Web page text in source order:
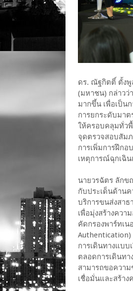
ดร. ณัฐกิตติ์ ตั้งพู
(มหาชน) กล่าวว่
มากขึ้น เพื่อเป็น
การยกระดับมา
ให้ครอบคลุมทั่ว
จุดตรวจสอบสัม
การเพิ่มการฝึกอ
เหตุการณ์ฉุกเฉิ
นายวรฉัตร ลักข
กับประเด็นด้าน
บริการขนส่งสา
เพื่อมุ่งสร้างควา
คัดกรองพาร์ทเ
การเดินทางแบ
ตลอดการเดินทา
สามารถขอความ
เชื่อมั่นและสร้า